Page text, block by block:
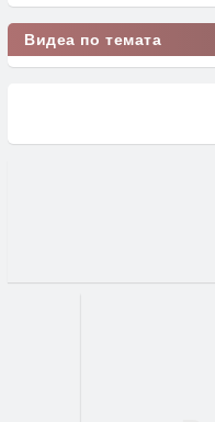
Видеа по темата